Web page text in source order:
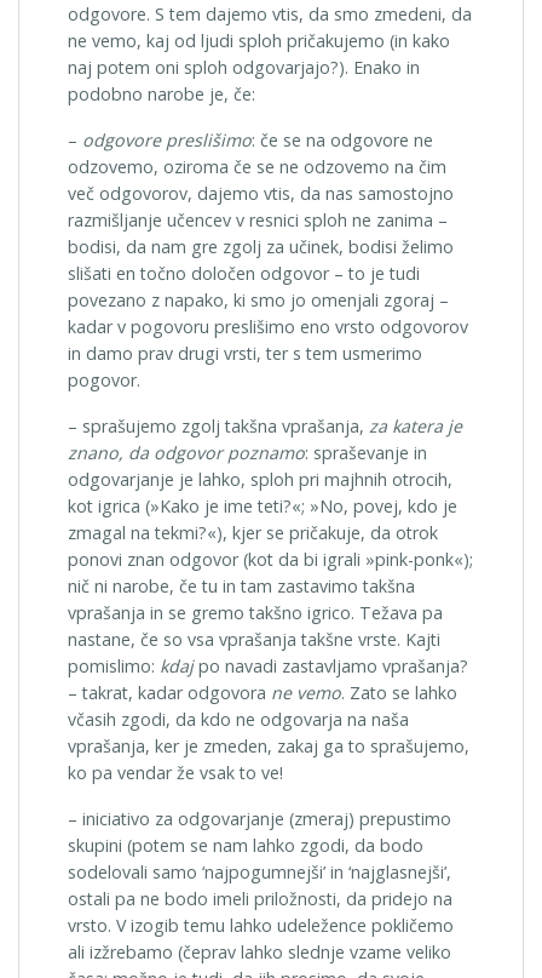
odgovore. S tem dajemo vtis, da smo zmedeni, da
ne vemo, kaj od ljudi sploh pričakujemo (in kako
naj potem oni sploh odgovarjajo?). Enako in
podobno narobe je, če:
– odgovore preslišimo: če se na odgovore ne
odzovemo, oziroma če se ne odzovemo na čim
več odgovorov, dajemo vtis, da nas samostojno
razmišljanje učencev v resnici sploh ne zanima –
bodisi, da nam gre zgolj za učinek, bodisi želimo
slišati en točno določen odgovor – to je tudi
povezano z napako, ki smo jo omenjali zgoraj –
kadar v pogovoru preslišimo eno vrsto odgovorov
in damo prav drugi vrsti, ter s tem usmerimo
pogovor.
– sprašujemo zgolj takšna vprašanja, za katera je
znano, da odgovor poznamo: spraševanje in
odgovarjanje je lahko, sploh pri majhnih otrocih,
kot igrica (»Kako je ime teti?«; »No, povej, kdo je
zmagal na tekmi?«), kjer se pričakuje, da otrok
ponovi znan odgovor (kot da bi igrali »pink-ponk«);
nič ni narobe, če tu in tam zastavimo takšna
vprašanja in se gremo takšno igrico. Težava pa
nastane, če so vsa vprašanja takšne vrste. Kajti
pomislimo: kdajpo navadi zastavljamo vprašanja?
– takrat, kadar odgovora ne vemo. Zato se lahko
včasih zgodi, da kdo ne odgovarja na naša
vprašanja, ker je zmeden, zakaj ga to sprašujemo,
ko pa vendar že vsak to ve!
– iniciativo za odgovarjanje (zmeraj) prepustimo
skupini (potem se nam lahko zgodi, da bodo
sodelovali samo ‘najpogumnejši’ in ‘najglasnejši’,
ostali pa ne bodo imeli priložnosti, da pridejo na
vrsto. V izogib temu lahko udeležence pokličemo
ali izžrebamo (čeprav lahko slednje vzame veliko